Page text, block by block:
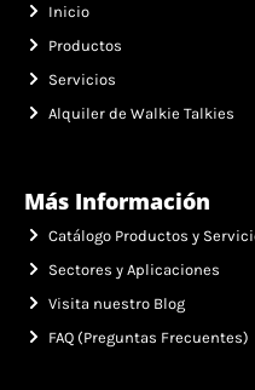
Inicio
Productos
Servicios
Alquiler de Walkie Talkies
Más Información
Catálogo Productos y
Sectores y Aplicaciones
Visita nuestro Blog
FAQ (Preguntas Frecuentes)